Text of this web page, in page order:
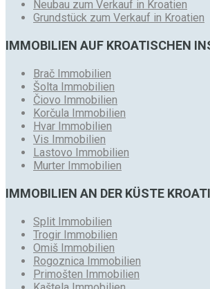
Neubau zum Verkauf in Kroatien
Grundstück zum Verkauf in Kroatien
IMMOBILIEN AUF KROATISCHEN
Brač Immobilien
Šolta Immobilien
Čiovo Immobilien
Korčula Immobilien
Hvar Immobilien
Vis Immobilien
Lastovo Immobilien
Murter Immobilien
IMMOBILIEN AN DER KÜSTE
Split Immobilien
Trogir Immobilien
Omiš Immobilien
Rogoznica Immobilien
Primošten Immobilien